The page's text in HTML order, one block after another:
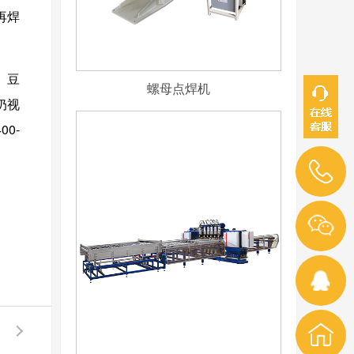
焊
豆
视
螺母点焊机